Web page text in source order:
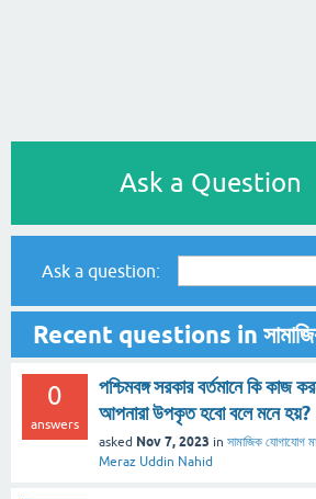
Ask a Question
Ask a question:
Recent questions in
0
answers
পশ্চিমবঙ্গ সরকার বর্তমানে কি কাজ
আপনারা উপকৃত হবো বলে মনে হয়?
asked Nov 7, 2023 in সামাজিক যোগাযোগ
Meraz Uddin Nahid